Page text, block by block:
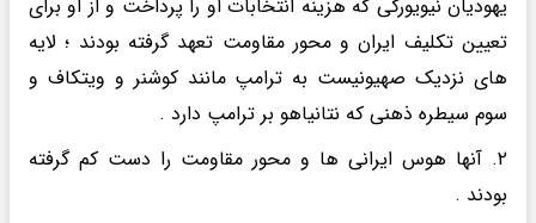
یهودیان نیویورکی که هزینه انتخابات او را پرداخت و از او برای
تعیین تکلیف ایران و محور مقاومت تعهد گرفته بودند ؛ لایه
های نزدیک صهیونیست به ترامپ مانند کوشنر و ویتکاف و
سوم سیطره ذهنی که نتانیاهو بر ترامپ دارد .
۲. آنها هوس ایرانی ها و محور مقاومت را دست کم گرفته
بودند .